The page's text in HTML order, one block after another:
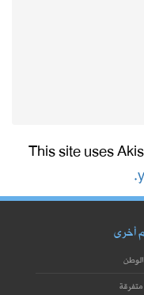
This site uses
أخرى